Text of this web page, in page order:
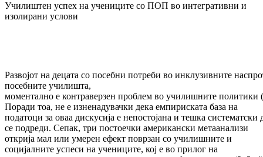
Училиштен успех на учениците со ПОП во интегративни и
изолирани услови
Развојот на децата со посебни потреби во инклузивните
посебните училишта,
моментално е контраверзен проблем во училишните политики
Поради тоа, не е изненадувачки дека емпириската база на
податоци за оваа дискусија е непостојана и тешка систематски
се подреди. Сепак, три постоечки американски метаанализи
открија мал или умерен ефект поврзан со училишните и
социјалните успеси на учениците, кој е во прилог на